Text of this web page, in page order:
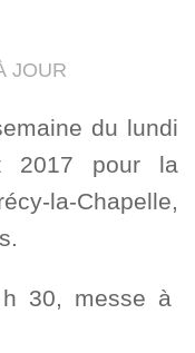
JOUR
du lundi
2017 pour la
la-Chapelle,
30, messe à